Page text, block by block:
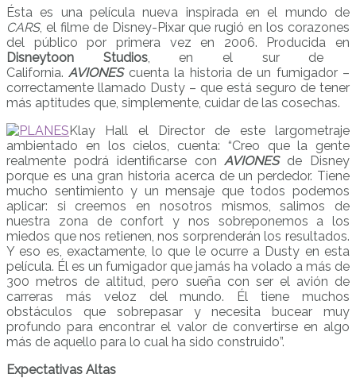
Ésta es una película nueva inspirada en el mundo de
CARS, el filme de Disney-Pixar que rugió en los corazones
del público por primera vez en 2006. Producida en
Disneytoon Studios, en el sur de
California.AVIONES cuenta la historia de un fumigador –
correctamente llamado Dusty – que está seguro de tener
más aptitudes que, simplemente, cuidar de las cosechas.
Klay Hall el Director de este largometraje
ambientado en los cielos, cuenta: “Creo que la gente
realmente podrá identificarse conAVIONES de Disney
porque es una gran historia acerca de un perdedor. Tiene
mucho sentimiento y un mensaje que todos podemos
aplicar: si creemos en nosotros mismos, salimos de
nuestra zona de confort y nos sobreponemos a los
miedos que nos retienen, nos sorprenderán los resultados.
Y eso es, exactamente, lo que le ocurre a Dusty en esta
película. Él es un fumigador que jamás ha volado a más de
300 metros de altitud, pero sueña con ser el avión de
carreras más veloz del mundo. Él tiene muchos
obstáculos que sobrepasar y necesita bucear muy
profundo para encontrar el valor de convertirse en algo
más de aquello para lo cual ha sido construido”.
Expectativas Altas